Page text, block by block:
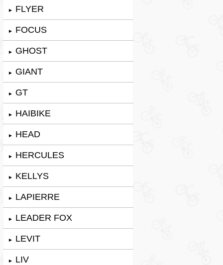
► FLYER
► FOCUS
► GHOST
► GIANT
► GT
► HAIBIKE
► HEAD
► HERCULES
► KELLYS
► LAPIERRE
► LEADER FOX
► LEVIT
► LIV